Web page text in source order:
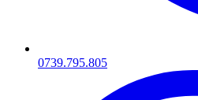
0739.795.805